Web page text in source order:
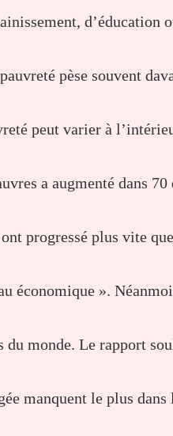
d’éducation
pèse souvent
peut varier à
a augmenté dans 70
progressé plus vite
économique ».
du monde. Le rapport
manquent le plus dans